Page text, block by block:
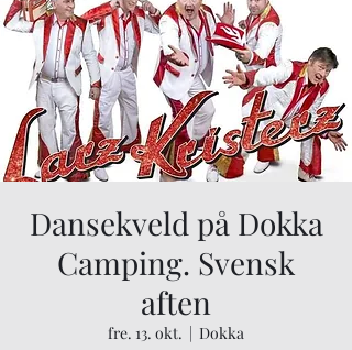
Dansekveld på Dokka
Camping. Svensk
aften
fre. 13. okt.
  |
Dokka